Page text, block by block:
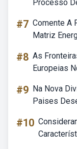
Processo
#7 Comente A
Matriz
#8 As
Europeias
#9 Na Nova
Paises
#10